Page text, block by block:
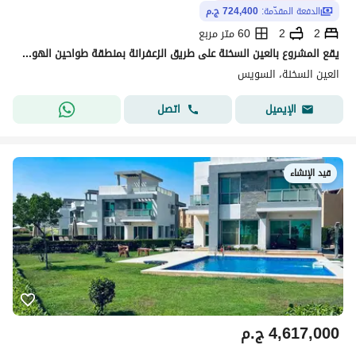
الدفعة المقدّمة: 724,400 ج.م
2
2
60 متر مربع
يقع المشروع بالعين السخنة على طريق الزعفرانة بمنطقة طواحين الهواء، على بُعد 20 كم من الزعفرانة، و90 دقيقة فقط من القاهرة بموقع مميز وسهل الوصول
العين السخنة، السويس
الإيميل
اتصل
قيد الإنشاء
ج.م4,617,000